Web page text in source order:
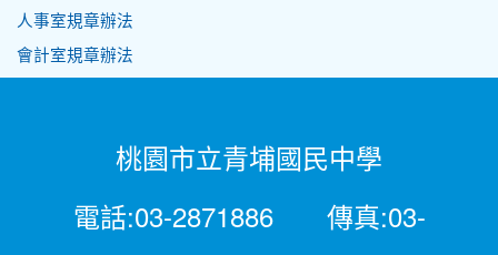
人事室規章辦法
會計室規章辦法
桃園市立青埔國民中學
電話:03-2871886 傳真:03-